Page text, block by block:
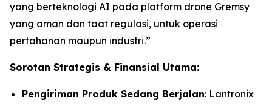
yang berteknologi AI pada platform drone Gremsy
yang aman dan taat regulasi, untuk operasi
pertahanan maupun industri.”
Sorotan Strategis & Finansial Utama:
Pengiriman Produk Sedang Berjalan: Lantronix